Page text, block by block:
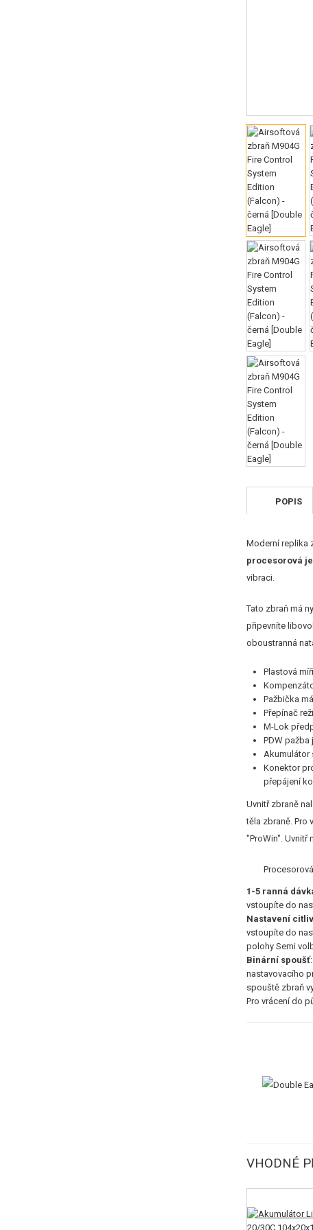
POPIS
Moderní replika
procesorová
vibraci.
Tato zbraň má
připevníte
oboustranná
Plastová
Pažbička
Přepínač
M-Lok
PDW pažba
Akumulátor
Konektor
přepájení
Uvnitř zbraně
těla zbraně. Pro
"ProWin".
1-5 ranná
vstoupíte do
Nastavení
vstoupíte do
polohy Semi
Binární spoušť
nastavovacího
spouště zbraň
Pro vrácení do
VHODNÉ